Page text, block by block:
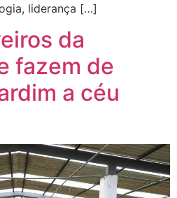
liderança […]
da
fazem de
a céu